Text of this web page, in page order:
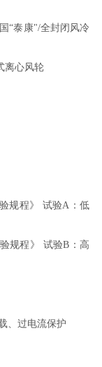
“泰康"/全封闭风冷
离心风轮
规程》 试验A：低
规程》 试验B：高
、过电流保护